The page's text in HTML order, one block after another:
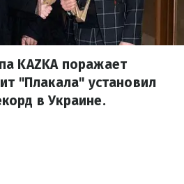
KAZKA поражает
"Плакала" установил
в Украине.